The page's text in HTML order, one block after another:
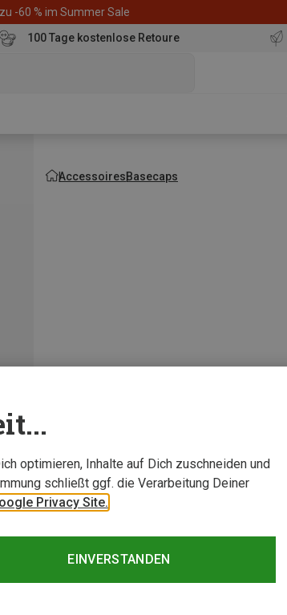
-60 % im Summer Sale
100 Tage kostenlose Retoure
AccessoiresBasecaps
optimieren, Inhalte auf Dich zuschneiden und
schließt ggf. die Verarbeitung Deiner
Privacy Site.
EINVERSTANDEN